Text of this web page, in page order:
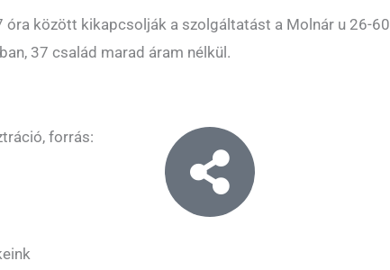
óra között kikapcsolják a szolgáltatást a Molnár u 26-60
37 család marad áram nélkül.
forrás: